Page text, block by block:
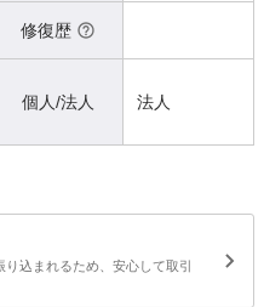
修復歴
個人/法人 法人
込まれるため、安心して取引